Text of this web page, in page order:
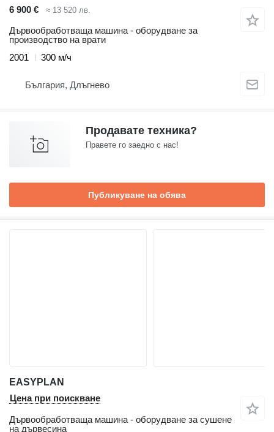
6 900 €
≈ 13 520 лв.
Дървообработваща машина - оборудване за
производство на врати
2001
300 м/ч
България, Длъгнево
Продавате техника?
Правете го заедно с нас!
Публикуване на обява
EASYPLAN
Цена при поискване
Дървообработваща машина - оборудване за сушене
на дървесина